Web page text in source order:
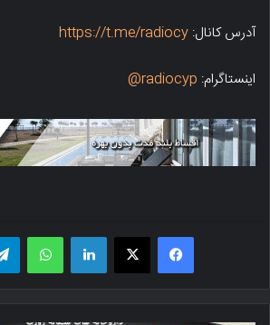
آدرس کانال: https://t.me/radiocy
اینستاگرام: radiocyp@
فیسبوک X لینکدین واتس اپ